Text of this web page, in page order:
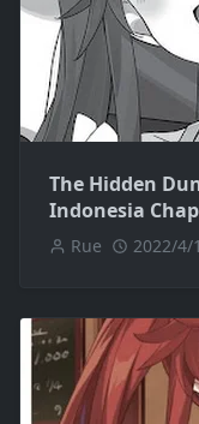
The Hidden
Indonesia
Rue 2022/4/